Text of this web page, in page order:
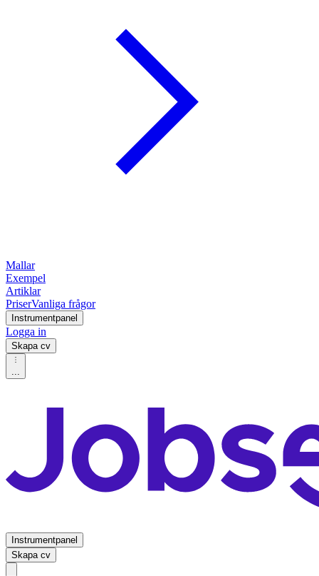
Mallar
Exempel
Artiklar
PriserVanliga frågor
Instrumentpanel
Logga in
Skapa cv
...
Instrumentpanel
Skapa cv